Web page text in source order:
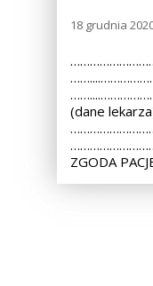
18 grudnia
(dane
ZGODA